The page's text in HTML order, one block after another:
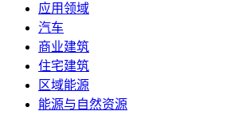
应用领域
汽车
商业建筑
住宅建筑
区域能源
能源与自然资源